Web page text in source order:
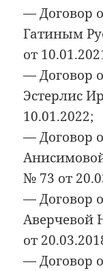
— Договор
Гатиным
от
— Договор
Эстерлис
10.01.2022;
— Договор
№ 73 от
— Договор
Аверчевой
от
— Договор